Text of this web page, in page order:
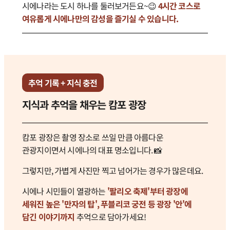
시에나라는 도시 하나를 둘러보거든요~😉4시간 코스로
여유롭게 시에나만의 감성을 즐기실 수 있습니다.
추억 기록 + 지식 충전
지식과 추억을 채우는 캄포 광장
캄포 광장은 촬영 장소로 쓰일 만큼 아름다운
관광지이면서 시에나의 대표 명소입니다. 📸
그렇지만, 가볍게 사진만 찍고 넘어가는 경우가 많은데요.
시에나 시민들이 열광하는 '팔리오 축제'부터 광장에
세워진 높은 '만자의 탑', 푸블리코 궁전 등 광장 '안'에
담긴 이야기까지 추억으로 담아가세요!